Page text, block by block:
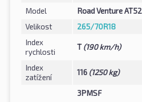
Model
Road Venture AT52
Velikost
265/70R18
Index
rychlosti
T (190 km/h)
Index
zatížení
116 (1250 kg)
3PMSF